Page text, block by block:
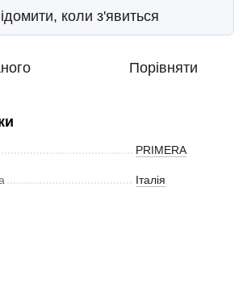
коли з'явиться
Порівняти
PRIMERA
Італія